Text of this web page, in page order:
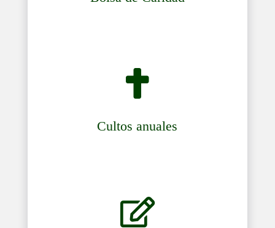

Cultos anuales
